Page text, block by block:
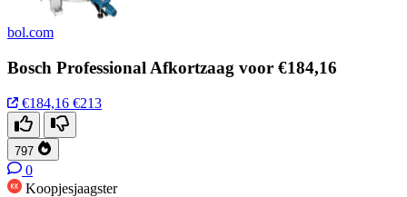
bol.com
Bosch Professional Afkortzaag voor €184,16
€184,16 €213
797
0
Koopjesjaagster